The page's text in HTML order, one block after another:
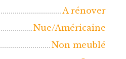
A rénover
Nue/Américaine
Non meublé